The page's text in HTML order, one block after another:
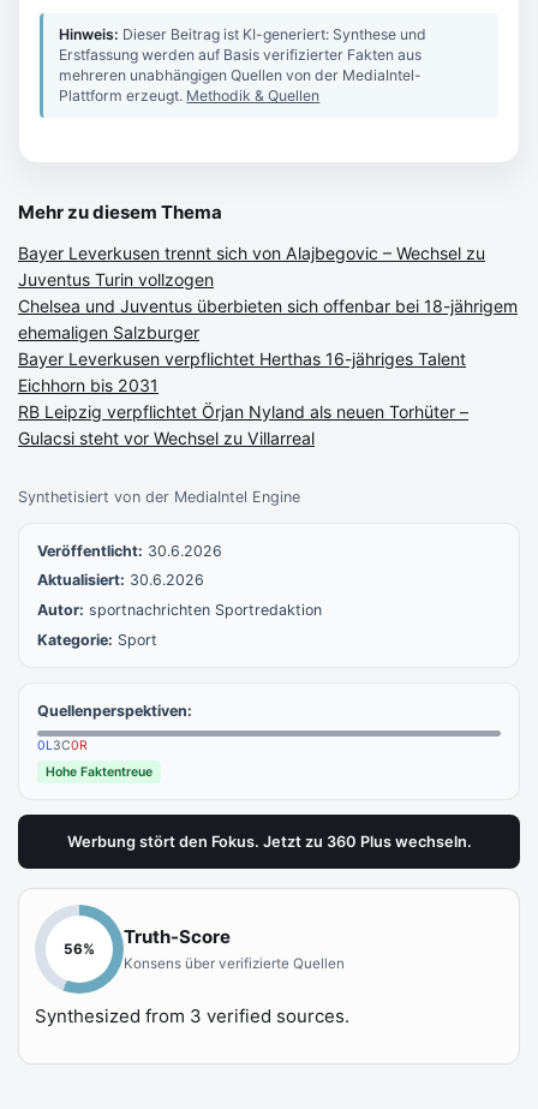
Synthetisiert von der MediaIntel Engine
Veröffentlicht: 30.6.2026
Aktualisiert: 30.6.2026
Autor: sportnachrichten Sportredaktion
Kategorie: Sport
Quellenperspektiven:
0L3C0R
Hohe Faktentreue
Werbung stört den Fokus. Jetzt zu 360 Plus wechseln.
Hinweis: Dieser Beitrag ist KI-generiert: Synthese und
Erstfassung werden auf Basis verifizierter Fakten aus
mehreren unabhängigen Quellen von der MediaIntel-
Plattform erzeugt. Methodik & Quellen
Mehr zu diesem Thema
Bayer Leverkusen trennt sich von Alajbegovic – Wechsel zu
Juventus Turin vollzogen
Chelsea und Juventus überbieten sich offenbar bei 18-jährigem
ehemaligen Salzburger
Bayer Leverkusen verpflichtet Herthas 16-jähriges Talent
Eichhorn bis 2031
RB Leipzig verpflichtet Örjan Nyland als neuen Torhüter –
Gulacsi steht vor Wechsel zu Villarreal
56%
Truth-Score
Konsens über verifizierte Quellen
Synthesized from 3 verified sources.